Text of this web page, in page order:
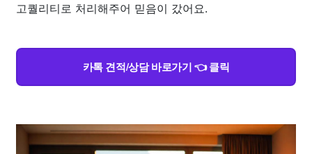
고퀄리티로 처리해주어 믿음이 갔어요.
카톡 견적/상담 바로가기 👈 클릭